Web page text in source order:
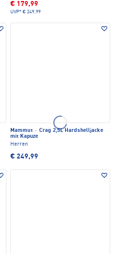
€ 179,99
UVP* € 249,99
Mammut · Crag 2,5L Hardshelljacke
mit Kapuze
Herren
€ 249,99